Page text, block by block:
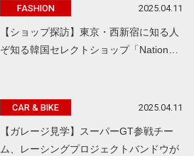
FASHION 2025.04.11
【ショップ探訪】東京・西新宿に知る人
ぞ知る韓国セレクトショップ「Nation…
CAR & BIKE 2025.04.11
【ガレージ見学】スーパーGT参戦チー
ム、レーシングプロジェクトバンドウが